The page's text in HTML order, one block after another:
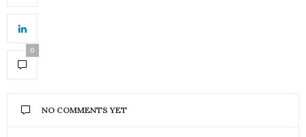
0
NO COMMENTS YET